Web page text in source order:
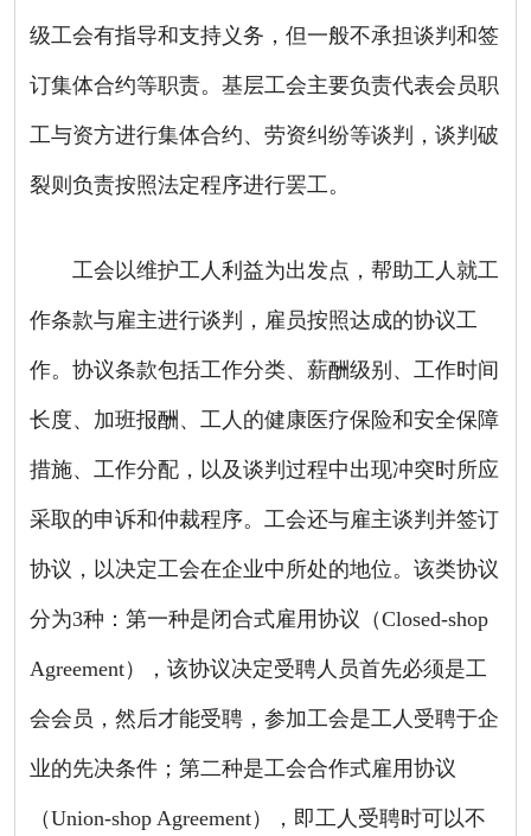
级工会有指导和支持义务，但一般不承担谈判和签
订集体合约等职责。基层工会主要负责代表会员职
工与资方进行集体合约、劳资纠纷等谈判，谈判破
裂则负责按照法定程序进行罢工。
工会以维护工人利益为出发点，帮助工人就工
作条款与雇主进行谈判，雇员按照达成的协议工
作。协议条款包括工作分类、薪酬级别、工作时间
长度、加班报酬、工人的健康医疗保险和安全保障
措施、工作分配，以及谈判过程中出现冲突时所应
采取的申诉和仲裁程序。工会还与雇主谈判并签订
协议，以决定工会在企业中所处的地位。该类协议
分为3种：第一种是闭合式雇用协议（Closed-shop
Agreement），该协议决定受聘人员首先必须是工
会会员，然后才能受聘，参加工会是工人受聘于企
业的先决条件；第二种是工会合作式雇用协议
（Union-shop Agreement），即工人受聘时可以不